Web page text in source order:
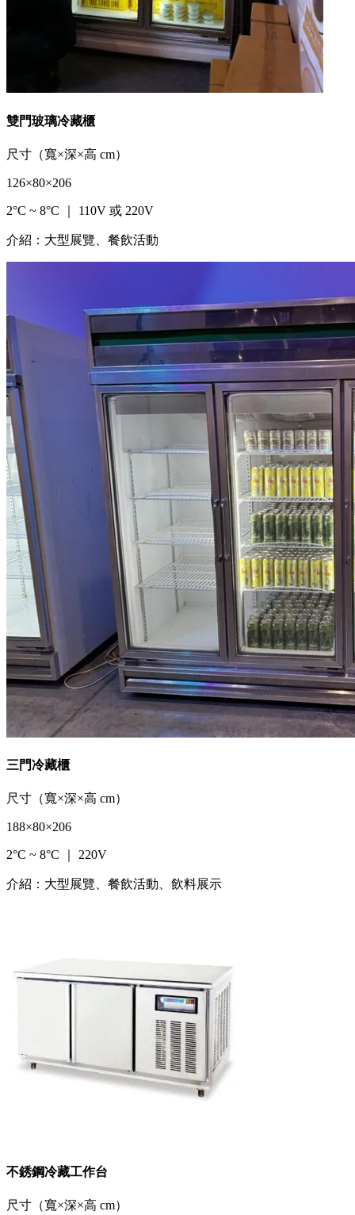
雙門玻璃冷藏櫃
尺寸（寬×深×高 cm）
126×80×206
2°C ~ 8°C ｜ 110V 或 220V
介紹：大型展覽、餐飲活動
三門冷藏櫃
尺寸（寬×深×高 cm）
188×80×206
2°C ~ 8°C ｜ 220V
介紹：大型展覽、餐飲活動、飲料展示
不銹鋼冷藏工作台
尺寸（寬×深×高 cm）